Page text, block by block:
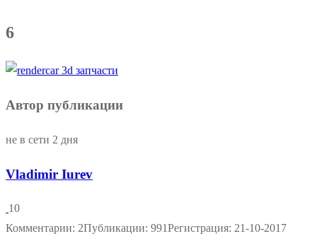
6
Автор публикации
не в сети 2 дня
Vladimir Iurev
10
Комментарии: 2Публикации: 991Регистрация: 21-10-2017